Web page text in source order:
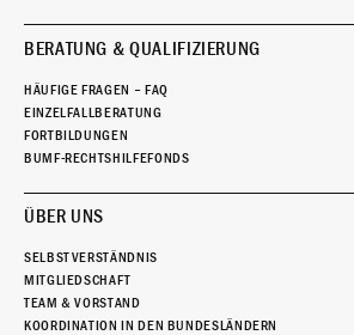
BERATUNG & QUALIFIZIERUNG
HÄUFIGE FRAGEN – FAQ
EINZELFALLBERATUNG
FORTBILDUNGEN
BUMF-RECHTSHILFEFONDS
ÜBER UNS
SELBSTVERSTÄNDNIS
MITGLIEDSCHAFT
TEAM & VORSTAND
KOORDINATION IN DEN BUNDESLÄNDERN